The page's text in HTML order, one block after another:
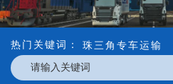
热门关键词： 珠三角专车运输